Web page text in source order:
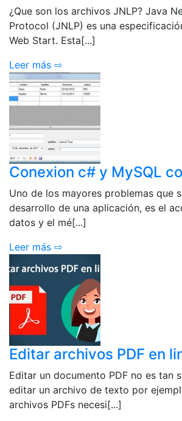
¿Que son los archivos JNLP? Java
Protocol (JNLP) es una
Web Start. Esta[...]
Leer más ⇨
Conexion c# y MySQL
Uno de los mayores problemas que
desarrollo de una aplicación, es el
datos y el mé[...]
Leer más ⇨
Editar archivos PDF en
Editar un documento PDF no es tan
editar un archivo de texto por
archivos PDFs necesi[...]